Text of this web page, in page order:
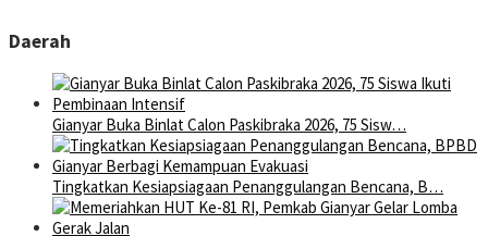
Daerah
Gianyar Buka Binlat Calon Paskibraka 2026, 75 Sisw…
Tingkatkan Kesiapsiagaan Penanggulangan Bencana, B…